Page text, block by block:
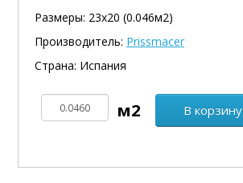
Размеры: 23х20 (0.046м2)
Производитель: Prissmacer
Страна: Испания
В корзину